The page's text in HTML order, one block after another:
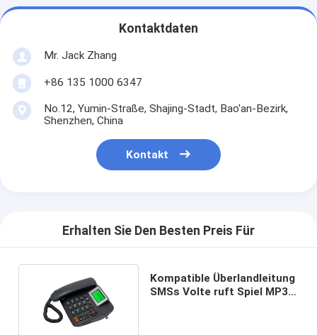
Kontaktdaten
Mr. Jack Zhang
+86 135 1000 6347
No.12, Yumin-Straße, Shajing-Stadt, Bao'an-Bezirk,
Shenzhen, China
Kontakt
Erhalten Sie Den Besten Preis Für
Kompatible Überlandleitung
SMSs Volte ruft Spiel MP3